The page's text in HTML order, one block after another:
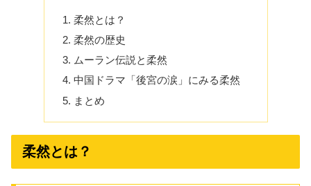
柔然とは？
柔然の歴史
ムーラン伝説と柔然
中国ドラマ「後宮の涙」にみる柔然
まとめ
柔然とは？